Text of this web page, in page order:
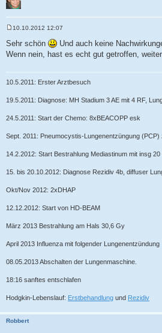
i
t
10.10.2012 12:07
Sehr schön
Und auch keine
Wenn nein, hast es echt gut getroffen,
10.5.2011: Erster Arztbesuch
19.5.2011: Diagnose: MH Stadium 3 AE mit 4 RF,
24.5.2011: Start der Chemo: 8xBEACOPP esk
Sept. 2011: Pneumocystis-Lungenentzüngung
14.2.2012: Start Bestrahlung Mediastinum mit insg 20
15. bis 20.10.2012: Diagnose Rezidiv 4b, diffuser
Okt/Nov 2012: 2xDHAP
12.12.2012: Start von HD-BEAM
März 2013 Bestrahlung am Hals 30,6 Gy
April 2013 Influenza mit folgender Lungenentzündung
08.05.2013 Abschalten der Lungenmaschine.
18:16 sanftes entschlafen
Hodgkin-Lebenslauf: Erstbehandlung und Rezidiv
Robbert